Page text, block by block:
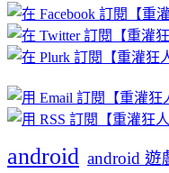
章
分
類
android android 遊